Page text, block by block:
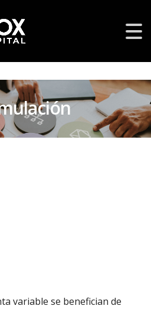
variable se benefician de